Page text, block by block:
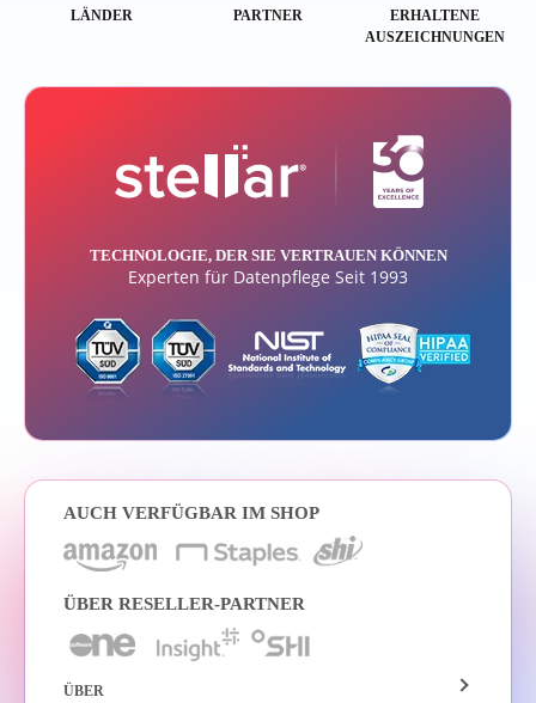
LÄNDER PARTNER
ERHALTENE
AUSZEICHNUNGEN
TECHNOLOGIE, DER SIE VERTRAUEN KÖNNEN
Experten für Datenpflege Seit 1993
AUCH VERFÜGBAR IM SHOP
ÜBER RESELLER-PARTNER
ÜBER